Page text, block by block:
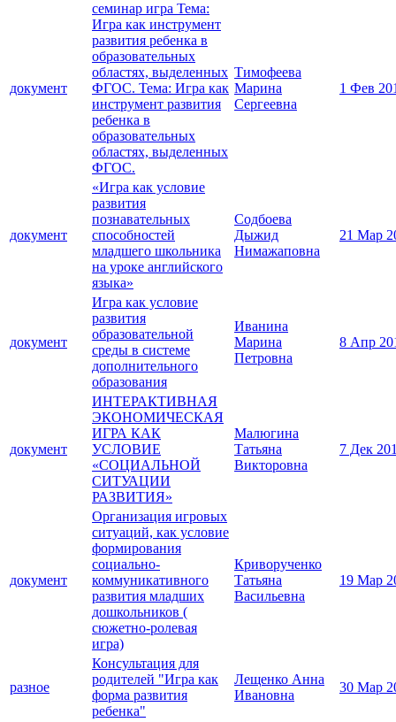
документ
семинар игра Тема:
Игра как инструмент
развития ребенка в
образовательных
областях, выделенных
ФГОС. Тема: Игра как
инструмент развития
ребенка в
образовательных
областях, выделенных
ФГОС.
Тимофеева
Марина
Сергеевна
1 Фев
документ
«Игра как условие
развития
познавательных
способностей
младшего школьника
на уроке английского
языка»
Содбоева
Дыжид
Нимажаповна
21 Мар
документ
Игра как условие
развития
образовательной
среды в системе
дополнительного
образования
Иванина
Марина
Петровна
8 Апр
документ
ИНТЕРАКТИВНАЯ
ЭКОНОМИЧЕСКАЯ
ИГРА КАК
УСЛОВИЕ
«СОЦИАЛЬНОЙ
СИТУАЦИИ
РАЗВИТИЯ»
Малюгина
Татьяна
Викторовна
7 Дек
документ
Организация игровых
ситуаций, как условие
формирования
социально-
коммуникативного
развития младших
дошкольников (
сюжетно-ролевая
игра)
Криворученко
Татьяна
Васильевна
19 Мар
разное
Консультация для
родителей "Игра как
форма развития
ребенка"
Лещенко Анна
Ивановна
30 Мар